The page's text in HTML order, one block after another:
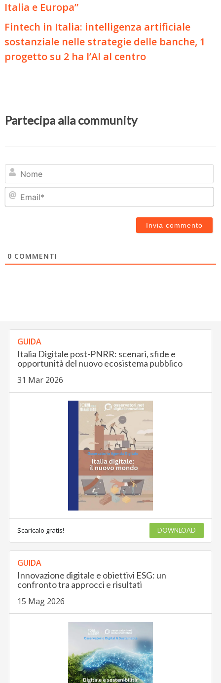
Italia e Europa”
Fintech in Italia: intelligenza artificiale
sostanziale nelle strategie delle banche, 1
progetto su 2 ha l’AI al centro
Partecipa alla community
0 COMMENTI
GUIDA
Italia Digitale post-PNRR: scenari, sfide e
opportunità del nuovo ecosistema pubblico
31 Mar 2026
Scaricalo gratis! DOWNLOAD
GUIDA
Innovazione digitale e obiettivi ESG: un
confronto tra approcci e risultati
15 Mag 2026